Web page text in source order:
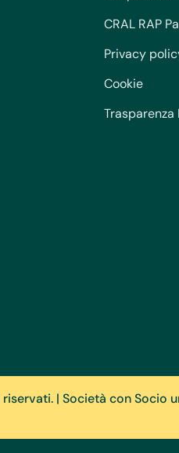
CRAL RAP
Privacy
Cookie
Trasparenza
| Società con Socio